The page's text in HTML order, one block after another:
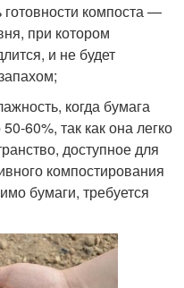
компоста —
при котором
и не будет
когда бумага
60%, так как она легко
доступное для
компостирования
бумаги, требуется